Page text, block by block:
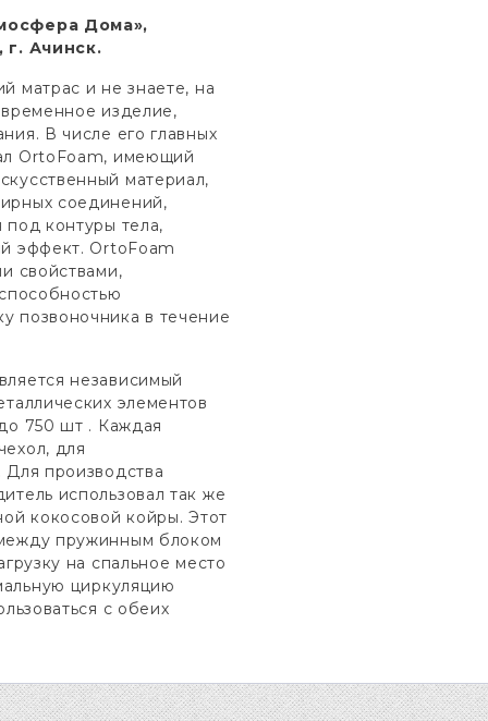
Дома»,
г. Ачинск.
матрас и не знаете, на
изделие,
В числе его главных
OrtoFoam, имеющий
материал,
соединений,
под контуры тела,
эффект. OrtoFoam
свойствами,
позвоночника в течение
независимый
элементов
750 шт . Каждая
для
производства
использовал так же
кокосовой койры. Этот
пружинным блоком
на спальное место
циркуляцию
с обеих